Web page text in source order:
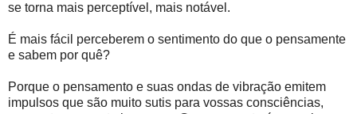
se torna mais perceptível, mais notável.
É mais fácil perceberem o sentimento do que o pensamente
e sabem por quê?
Porque o pensamento e suas ondas de vibração emitem
impulsos que são muito sutis para vossas consciências,